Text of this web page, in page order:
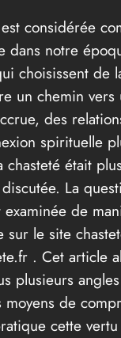
considérée
dans notre
choisissent de
un chemin vers
des
spirituelle
était
La
examinée de
sur le site
. Cet article
plusieurs
moyens de
cette